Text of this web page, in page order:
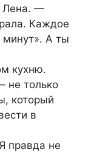
Лена. —
Каждое
минут». А ты
кухню.
не только
который
в
правда не